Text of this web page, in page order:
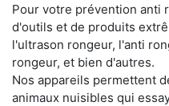
Pour votre prévention anti
d'outils et de produits
l'ultrason rongeur, l'anti
rongeur, et bien d'autres.
Nos appareils permettent
animaux nuisibles qui